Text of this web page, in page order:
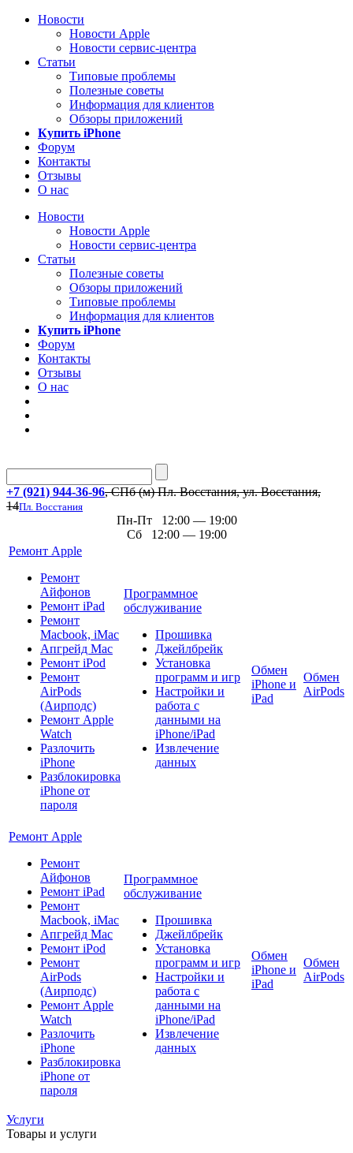
Новости
Новости Apple
Новости сервис-центра
Статьи
Типовые проблемы
Полезные советы
Информация для клиентов
Обзоры приложений
Купить iPhone
Форум
Контакты
Отзывы
О нас
Новости
Новости Apple
Новости сервис-центра
Статьи
Полезные советы
Обзоры приложений
Типовые проблемы
Информация для клиентов
Купить iPhone
Форум
Контакты
Отзывы
О нас
+7 (921) 944-36-96, СПб (м) Пл. Восстания, ул. Восстания,
14Пл. Восстания
Пн-Пт 12:00 — 19:00
Сб 12:00 — 19:00
Ремонт Apple
Ремонт
Айфонов
Ремонт iPad
Ремонт
Macbook, iMac
Апгрейд Mac
Ремонт iPod
Ремонт
AirPods
(Аирподс)
Ремонт Apple
Watch
Разлочить
iPhone
Разблокировка
iPhone от
пароля
Программное
обслуживание
Прошивка
Джейлбрейк
Установка
программ и игр
Настройки и
работа с
данными на
iPhone/iPad
Извлечение
данных
Обмен
iPhone и
iPad
Обмен
AirPods
Ремонт Apple
Ремонт
Айфонов
Ремонт iPad
Ремонт
Macbook, iMac
Апгрейд Mac
Ремонт iPod
Ремонт
AirPods
(Аирподс)
Ремонт Apple
Watch
Разлочить
iPhone
Разблокировка
iPhone от
пароля
Программное
обслуживание
Прошивка
Джейлбрейк
Установка
программ и игр
Настройки и
работа с
данными на
iPhone/iPad
Извлечение
данных
Обмен
iPhone и
iPad
Обмен
AirPods
Услуги
Товары и услуги